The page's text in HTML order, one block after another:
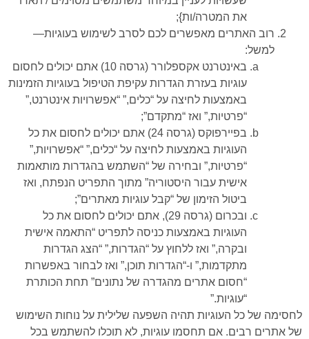
את המטרה/ות};
רוב האתרים מאפשרים לכם לסרב לשימוש בעוגיות—
למשל:
באינטרנט אקספלורר (גרסה 10) אתם יכולים לחסום
עוגיות בעזרת הגדרות עקיפת הטיפול בעוגיות הזמינות
באמצעות לחיצה על “כלים,” “אפשרויות אינטרנט,”
“פרטיות,” ואז “מתקדם”;
בפיירפוקס (גרסה 24) אתם יכולים לחסום את כל
העוגיות באמצעות לחיצה על “כלים,” “אפשרויות,”
“פרטיות,” ובחירה של “השתמש בהגדרות מותאמות
אישית עבור היסטוריה” מתוך התפריט הנפתח, ואז
ביטול הזימון של “קבל עוגיות מאתרים”;
ובכרום (גרסה 29), אתם יכולים לחסום את כל
העוגיות באמצעות כניסה לתפריט “התאמה אישית
ובקרה,” ואז ללחוץ על “הגדרות,” “הצג הגדרות
מתקדמות,” ו-“הגדרות תוכן,” ואז לבחור באפשרות
“חסום אתרים מהגדרה של נתונים” תחת הכותרת
“עוגיות.”
לחסימה של כל העוגיות תהיה השפעה שלילית על נוחות השימוש
של אתרים רבים. אם תחסמו עוגיות, לא תוכלו להשתמש בכל